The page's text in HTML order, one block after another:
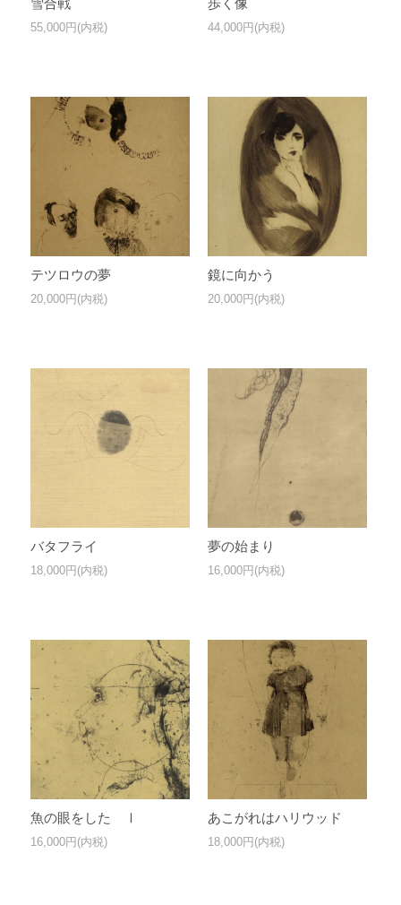
雪合戦
55,000円(内税)
歩く像
44,000円(内税)
テツロウの夢
20,000円(内税)
鏡に向かう
20,000円(内税)
バタフライ
18,000円(内税)
夢の始まり
16,000円(内税)
魚の眼をした Ⅰ
16,000円(内税)
あこがれはハリウッド
18,000円(内税)